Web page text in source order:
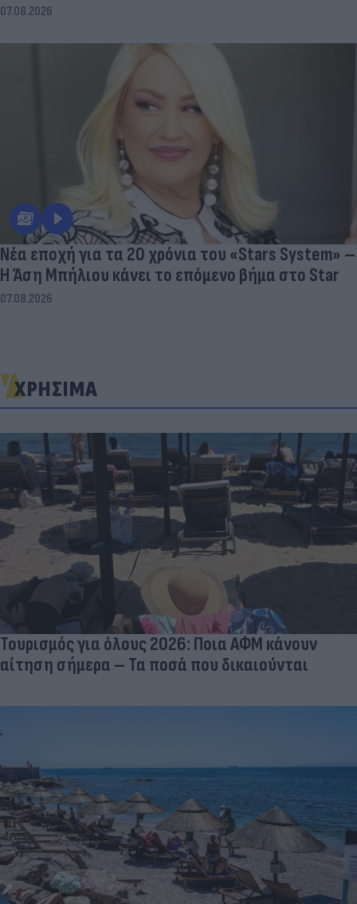
07.08.2026
Νέα εποχή για τα 20 χρόνια του «Stars System» –
Η Άση Μπήλιου κάνει το επόμενο βήμα στο Star
07.08.2026
ΧΡΗΣΙΜΑ
Τουρισμός για όλους 2026: Ποια ΑΦΜ κάνουν
αίτηση σήμερα – Τα ποσά που δικαιούνται